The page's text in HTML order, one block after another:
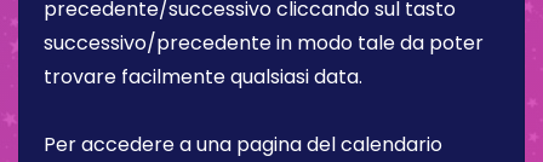
precedente/successivo cliccando sul tasto
successivo/precedente in modo tale da poter
trovare facilmente qualsiasi data.
Per accedere a una pagina del calendario